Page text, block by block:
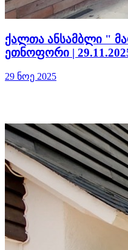
ქალთა ანსამბლი "
ეთნოფორი |
29 ნოე 2025